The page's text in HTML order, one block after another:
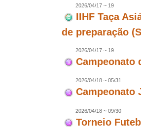
2026/04/17 ~ 19
IIHF Taça
de preparação
2026/04/17 ~ 19
Campeonato
2026/04/18 ~ 05/31
Campeonato
2026/04/18 ~ 09/30
Torneio